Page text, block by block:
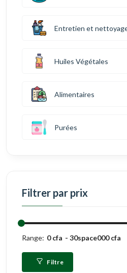
Entretien et
Huiles Végétales
Alimentaires
Purées
Filtrer par prix
Range: 0 cfa 30space000 cfa
Filtre